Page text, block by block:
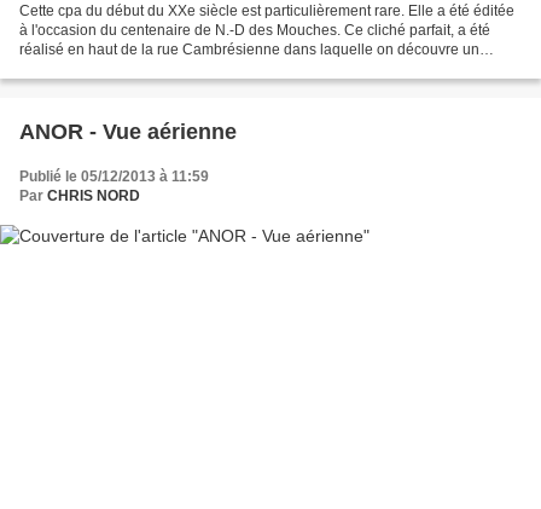
Cette cpa du début du XXe siècle est particulièrement rare. Elle a été éditée
à l'occasion du centenaire de N.-D des Mouches. Ce cliché parfait, a été
réalisé en haut de la rue Cambrésienne dans laquelle on découvre un
ANOR - Vue aérienne
Publié le 05/12/2013 à 11:59
Par CHRIS NORD